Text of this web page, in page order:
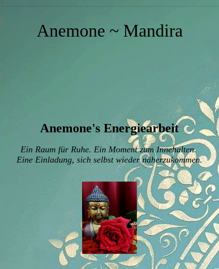
Anemone ~ Mandira
Anemone's Energiearbeit
Ein Raum für Ruhe. Ein Moment zum Innehalten.
Eine Einladung, sich selbst wieder näherzukommen.